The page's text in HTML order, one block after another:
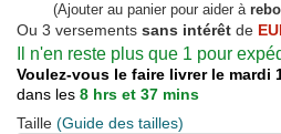
(Ajouter au panier pour aider à
Ou 3 versements sans intérêt de
Il n'en reste plus que 1 pour
Voulez-vous le faire livrer le mardi
dans les 8 hrs et 37 mins
Taille (Guide des tailles)